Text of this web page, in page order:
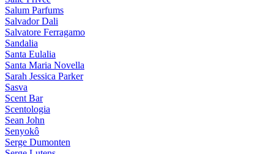
Salum Parfums
Salvador Dali
Salvatore Ferragamo
Sandalia
Santa Eulalia
Santa Maria Novella
Sarah Jessica Parker
Sasva
Scent Bar
Scentologia
Sean John
Senyokô
Serge Dumonten